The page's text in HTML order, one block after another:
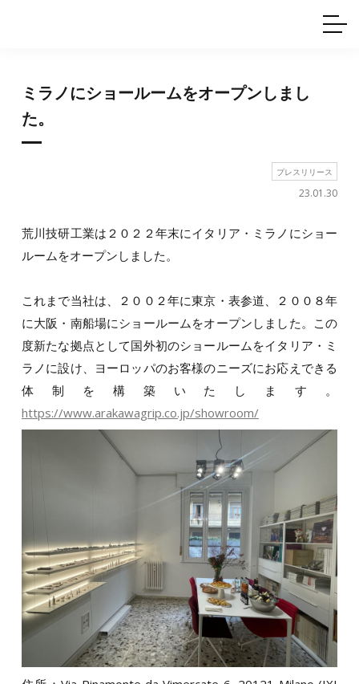
使用例
シーン別一覧
技術
サポート
グリップの使い方
図面ダウンロード
ミラノにショールームをオープンしまし
た。
プレスリリース
23.01.30
荒川技研工業は２０２２年末にイタリア・ミラノにショー
ルームをオープンしました。
これまで当社は、２００２年に東京・表参道、２００８年
に大阪・南船場にショールームをオープンしました。この
度新たな拠点として国外初のショールームをイタリア・ミ
ラノに設け、ヨーロッパのお客様のニーズにお応えできる
体制を構築いたします。
https://www.arakawagrip.co.jp/showroom/